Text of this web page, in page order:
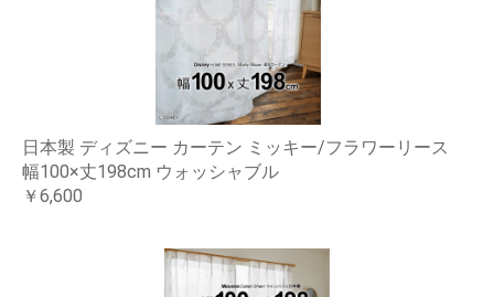
日本製 ディズニー カーテン ミッキー/フラワーリース
幅100×丈198cm ウォッシャブル
￥6,600